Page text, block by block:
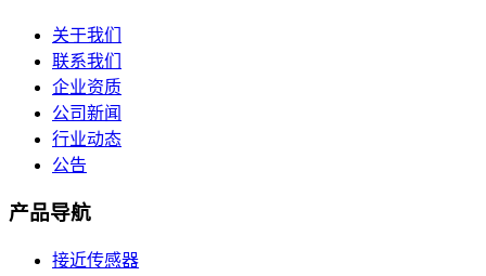
关于我们
联系我们
企业资质
公司新闻
行业动态
公告
产品导航
接近传感器